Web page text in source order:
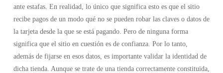
ante estafas. En realidad, lo único que significa esto es que el sitio
recibe pagos de un modo qué no se pueden robar las claves o datos de
la tarjeta desde la que se está pagando. Pero de ninguna forma
significa que el sitio en cuestión es de confianza. Por lo tanto,
además de fijarse en esos datos, es importante validar la identidad de
dicha tienda. Aunque se trate de una tienda correctamente constituida,